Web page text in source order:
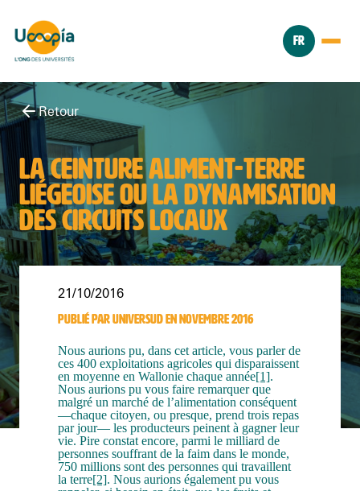
FR
Retour
LA CEINTURE ALIMENT-TERRE
LIÉGEOISE OU LA DYNAMISATION
DES CIRCUITS LOCAUX
21/10/2016
PUBLIÉ PAR UNIVERSUD EN NOVEMBRE 2016
Nous aurions pu, dans cet article, vous parler de
ces 400 exploitations agricoles qui disparaissent
en moyenne en Wallonie chaque année[1].
Nous aurions pu vous faire remarquer que
malgré un marché de l’alimentation conséquent
­—chaque citoyen, ou presque, prend trois repas
par jour— les producteurs peinent à gagner leur
vie. Pire constat encore, parmi le milliard de
personnes souffrant de la faim dans le monde,
750 millions sont des personnes qui travaillent
la terre[2]. Nous aurions également pu vous